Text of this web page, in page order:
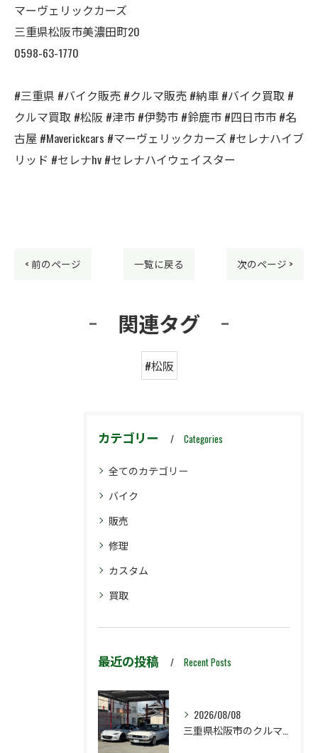
マーヴェリックカーズ
三重県松阪市美濃田町20
0598-63-1770
#三重県 #バイク販売 #クルマ販売 #納車 #バイク買取 #
クルマ買取 #松阪 #津市 #伊勢市 #鈴鹿市 #四日市市 #名
古屋 #Maverickcars #マーヴェリックカーズ #セレナハイブ
リッド #セレナhv #セレナハイウェイスター
< 前のページ 一覧に戻る 次のページ >
関連タグ
#松阪
カテゴリー Categories
全てのカテゴリー
バイク
販売
修理
カスタム
買取
最近の投稿 Recent Posts
2026/08/08